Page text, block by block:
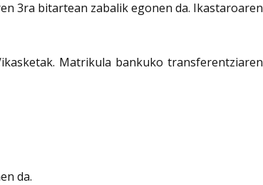
3ra bitartean zabalik egonen da. Ikastaroaren
Matrikula bankuko transferentziaren
da.